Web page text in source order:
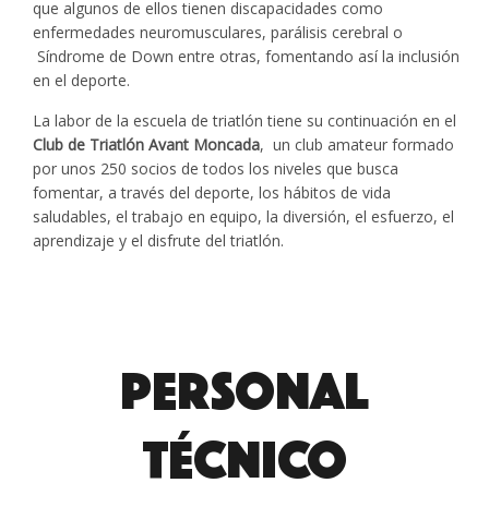
que algunos de ellos tienen discapacidades como
enfermedades neuromusculares, parálisis cerebral o
Síndrome de Down entre otras, fomentando así la inclusión
en el deporte.
La labor de la escuela de triatlón tiene su continuación en el
Club de Triatlón Avant Moncada, un club amateur formado
por unos 250 socios de todos los niveles que busca
fomentar, a través del deporte, los hábitos de vida
saludables, el trabajo en equipo, la diversión, el esfuerzo, el
aprendizaje y el disfrute del triatlón.
PERSONAL
TÉCNICO